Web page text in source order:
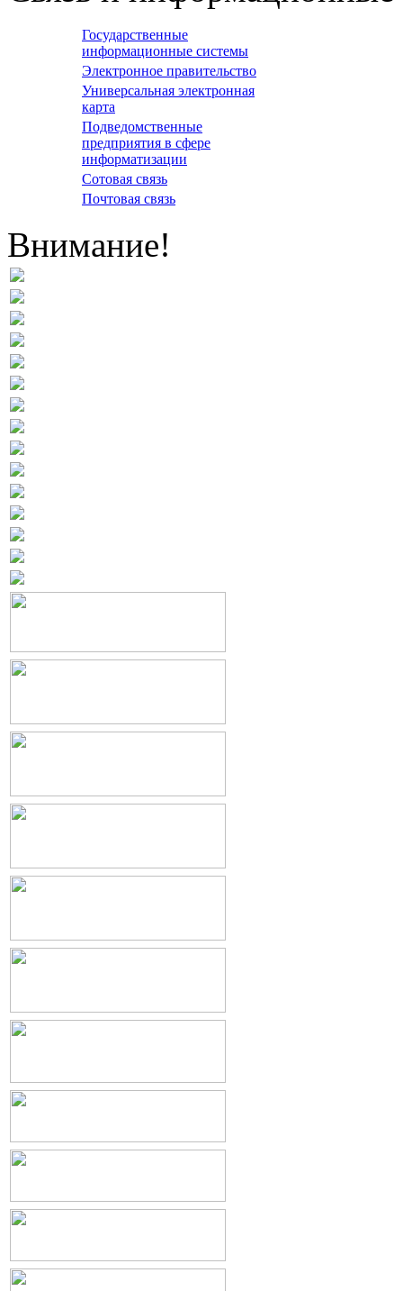
Государственные
информационные системы
Электронное правительство
Универсальная электронная
карта
Подведомственные
предприятия в сфере
информатизации
Сотовая связь
Почтовая связь
Внимание!